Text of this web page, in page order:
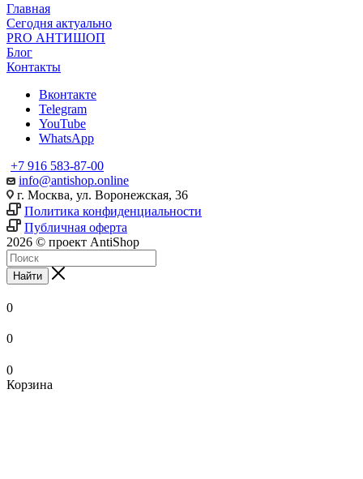
Главная
Сегодня актуально
PRO АНТИШОП
Блог
Контакты
Вконтакте
Telegram
YouTube
WhatsApp
+7 916 583-87-00
info@antishop.online
г. Москва, ул. Воронежская, 36
Политика конфиденциальности
Публичная оферта
2026 © проект AntiShop
Найти
0
0
0
Корзина